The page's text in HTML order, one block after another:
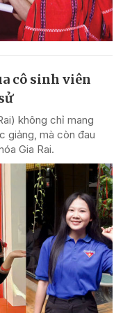
cô sinh viên
không chỉ mang
giảng, mà còn đau
Gia Rai.